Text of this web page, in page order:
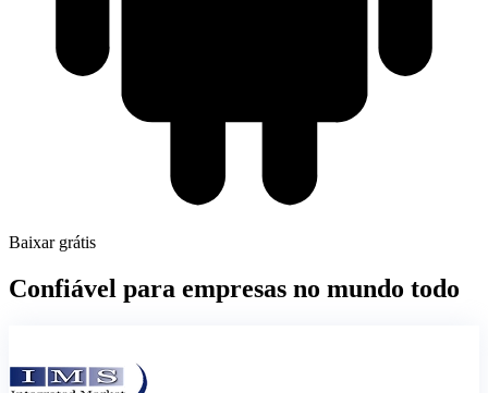
Baixar grátis
Confiável para empresas no mundo todo